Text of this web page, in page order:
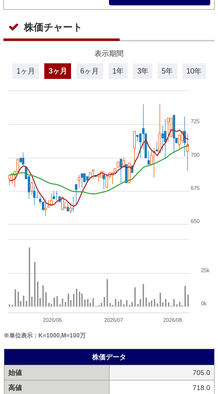
株価チャート
表示期間
1ヶ月 3ヶ月 6ヶ月 1年 3年 5年 10年
2026/06 2026/07 2026/08
650
675
700
725
0k
25k
※単位表示：K=1000,M=100万
株価データ
始値
705.0
高値
718.0